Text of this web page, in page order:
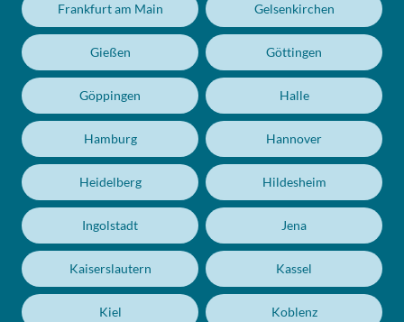
Frankfurt am Main Gelsenkirchen
Gießen Göttingen
Göppingen Halle
Hamburg Hannover
Heidelberg Hildesheim
Ingolstadt Jena
Kaiserslautern Kassel
Kiel Koblenz